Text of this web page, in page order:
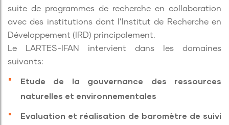
suite de programmes de recherche en collaboration
avec des institutions dont l’Institut de Recherche en
Développement (IRD) principalement.
Le LARTES-IFAN intervient dans les domaines
suivants:
Etude de la gouvernance des ressources
naturelles et environnementales
Evaluation et réalisation de baromètre de suivi